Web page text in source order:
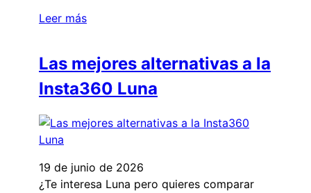
Leer más
Las mejores alternativas a la
Insta360 Luna
19 de junio de 2026
¿Te interesa Luna pero quieres comparar